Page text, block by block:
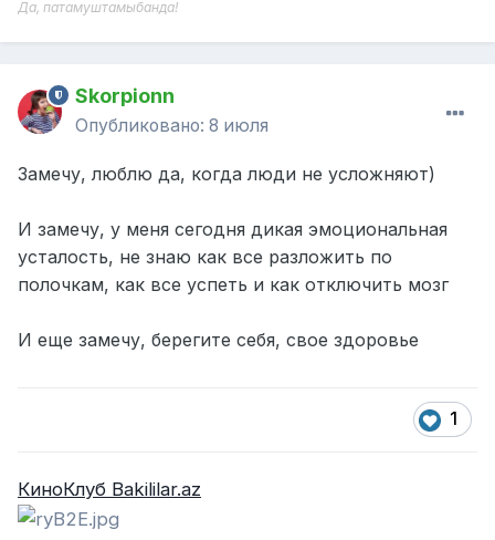
Да, патамуштамыбанда!
Skorpionn
Опубликовано: 8 июля
Замечу, люблю да, когда люди не усложняют)
И замечу, у меня сегодня дикая эмоциональная
усталость, не знаю как все разложить по
полочкам, как все успеть и как отключить мозг
И еще замечу, берегите себя, свое здоровье
1
КиноКлуб Bakililar.az